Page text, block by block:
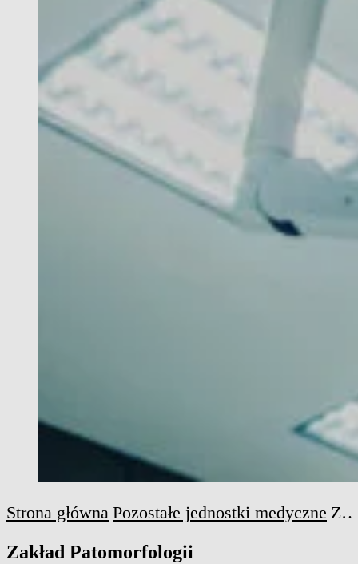
Strona główna Pozostałe jednostki medyczne Zakład Patomorfologii
Zakład Patomorfologii